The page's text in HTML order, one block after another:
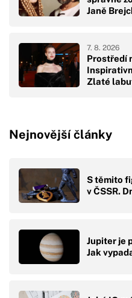
Janě
Prostředí
Zlaté
7. 8. 2026
Nejnovější články
S těmito
v ČSSR.
Jupiter je
Jak